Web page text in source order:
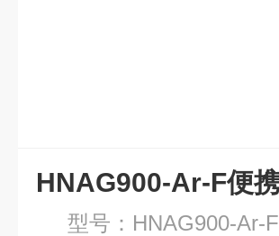
型号：HNAG900-Ar-F